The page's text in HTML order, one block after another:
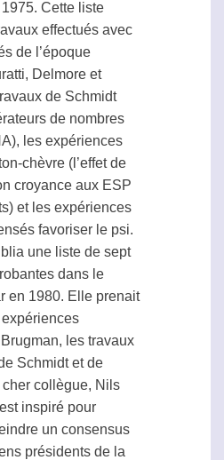
Cette liste
effectués avec
de l’époque
Delmore et
de Schmidt
de nombres
les expériences
chèvre (l’effet de
croyance aux ESP
et les expériences
favoriser le psi.
une liste de sept
dans le
en 1980. Elle prenait
les travaux
Schmidt et de
cher collègue, Nils
inspiré pour
un consensus
présidents de la